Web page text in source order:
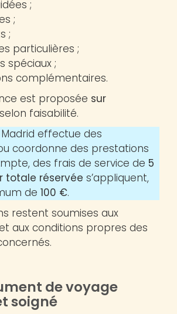
;
;
;
particulières ;
spéciaux ;
complémentaires.
est proposée sur
faisabilité.
Madrid effectue des
coordonne des prestations
des frais de service de 5
totale réservée s’appliquent,
de 100 €.
restent soumises aux
aux conditions propres des
de voyage
soigné